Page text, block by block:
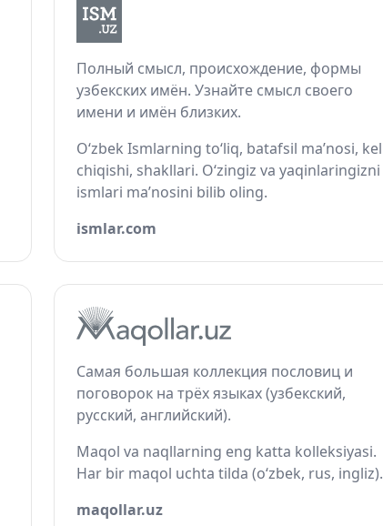
Полный смысл, происхождение, формы
узбекских имён. Узнайте смысл своего
имени и имён близких.
O‘zbek Ismlarning to‘liq, batafsil ma’nosi,
chiqishi, shakllari. O‘zingiz va yaqinlaringizni
ismlari ma’nosini bilib oling.
ismlar.com
Самая большая коллекция пословиц и
поговорок на трёх языках (узбекский,
русский, английский).
Maqol va naqllarning eng katta kolleksiyasi.
Har bir maqol uchta tilda (o‘zbek, rus, ingliz).
maqollar.uz